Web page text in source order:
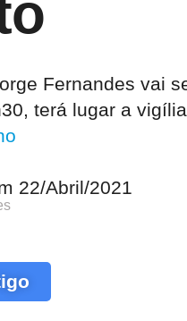
Fernandes vai
terá lugar a
22/Abril/2021